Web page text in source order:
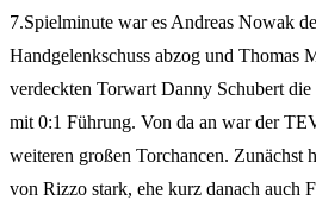
7.Spielminute war es Andreas Nowak
Handgelenkschuss abzog und Thomas
verdeckten Torwart Danny Schubert
mit 0:1 Führung. Von da an war der
weiteren großen Torchancen. Zunächst
von Rizzo stark, ehe kurz danach auch